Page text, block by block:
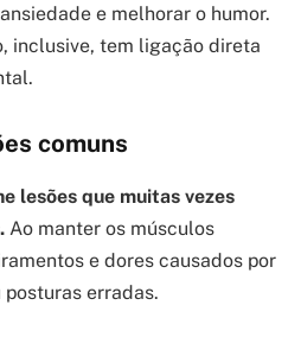
e melhorar o humor.
inclusive, tem ligação direta
comuns
lesões que muitas vezes
Ao manter os músculos
e dores causados por
erradas.